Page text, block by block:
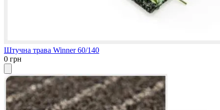
Штучна трава Winner 60/140
0 грн